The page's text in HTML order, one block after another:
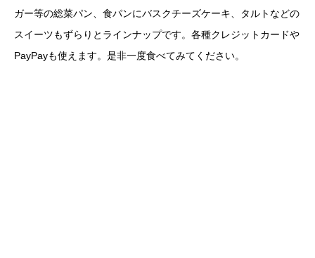
ガー等の総菜パン、食パンにバスクチーズケーキ、タルトなどの
スイーツもずらりとラインナップです。各種クレジットカードや
PayPayも使えます。是非一度食べてみてください。